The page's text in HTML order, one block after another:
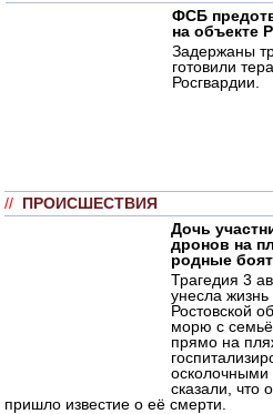
ФСБ
на объекте
Задержаны
готовили
Росгвардии.
// ПРОИСШЕСТВИЯ
Дочь
дронов на
родные
Трагедия 3
унесла жизнь
Ростовской
морю с
прямо на
сказали, что
пришло известие о её смерти.